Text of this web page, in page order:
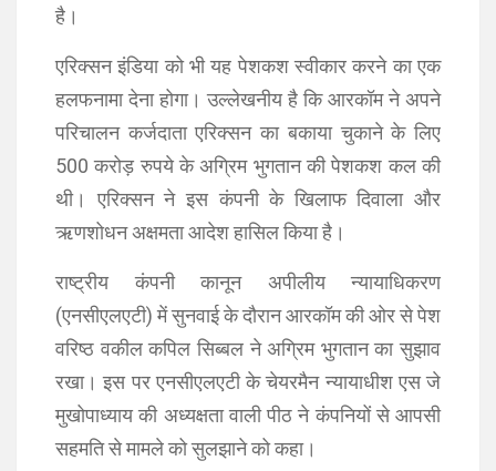
है।
एरिक्सन इंडिया को भी यह पेशकश स्वीकार करने का एक
हलफनामा देना होगा। उल्लेखनीय है कि आरकॉम ने अपने
परिचालन कर्जदाता एरिक्सन का बकाया चुकाने के लिए
500 करोड़ रुपये के अग्रिम भुगतान की पेशकश कल की
थी। एरिक्सन ने इस कंपनी के खिलाफ दिवाला और
ऋणशोधन अक्षमता आदेश हासिल किया है।
राष्ट्रीय कंपनी कानून अपीलीय न्यायाधिकरण
(एनसीएलएटी) में सुनवाई के दौरान आरकॉम की ओर से पेश
वरिष्ठ वकील कपिल सिब्बल ने अग्रिम भुगतान का सुझाव
रखा। इस पर एनसीएलएटी के चेयरमैन न्यायाधीश एस जे
मुखोपाध्याय की अध्यक्षता वाली पीठ ने कंपनियों से आपसी
सहमति से मामले को सुलझाने को कहा।